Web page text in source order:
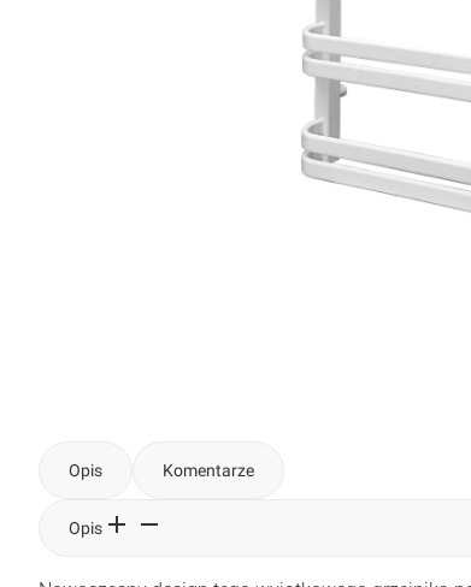
Opis Komentarze
Opis